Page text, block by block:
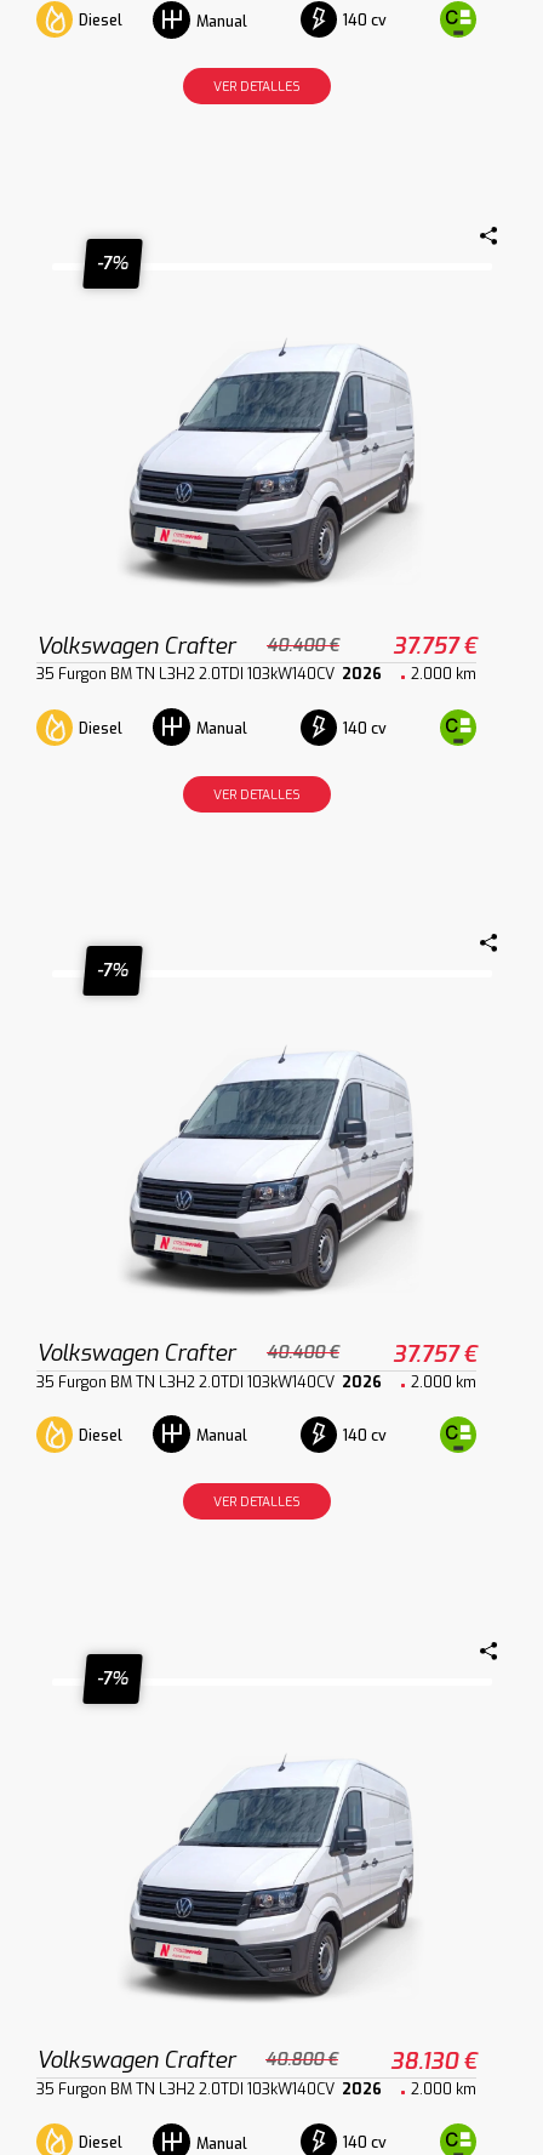
Diesel Manual 140 cv
VER DETALLES
-7%
Volkswagen Crafter 40.400 € 37.757 €
35 Furgon BM TN L3H2 2.0TDI 103kW140CV 2026 2.000 km
Diesel Manual 140 cv
VER DETALLES
-7%
Volkswagen Crafter 40.400 € 37.757 €
35 Furgon BM TN L3H2 2.0TDI 103kW140CV 2026 2.000 km
Diesel Manual 140 cv
VER DETALLES
-7%
Volkswagen Crafter 40.800 € 38.130 €
35 Furgon BM TN L3H2 2.0TDI 103kW140CV 2026 2.000 km
Diesel Manual 140 cv